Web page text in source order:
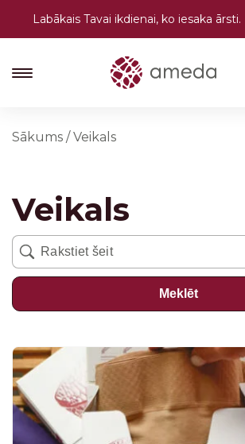
Labākais Tavai ikdienai, ko iesaka ārsti.
Sākums /Veikals
Veikals
Meklēt